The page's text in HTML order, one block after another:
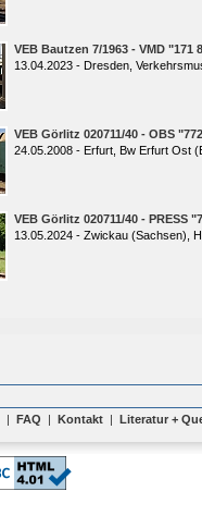
VEB Bautzen 7/1963 - VMD "171
13.04.2023 - Dresden,
VEB Görlitz 020711/40 - OBS
24.05.2008 - Erfurt, Bw Erfurt Ost
VEB Görlitz 020711/40 - PRESS
13.05.2024 - Zwickau (Sachsen),
| FAQ | Kontakt | Literatur +